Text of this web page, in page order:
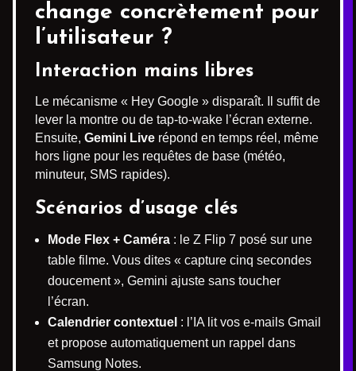
change concrètement pour
l’utilisateur ?
Interaction mains libres
Le mécanisme « Hey Google » disparaît. Il suffit de
lever la montre ou de tap-to-wake l’écran externe.
Ensuite, Gemini Live répond en temps réel, même
hors ligne pour les requêtes de base (météo,
minuteur, SMS rapides).
Scénarios d’usage clés
Mode Flex + Caméra : le Z Flip 7 posé sur une
table filme. Vous dites « capture cinq secondes
doucement », Gemini ajuste sans toucher
l’écran.
Calendrier contextuel : l’IA lit vos e-mails Gmail
et propose automatiquement un rappel dans
Samsung Notes.